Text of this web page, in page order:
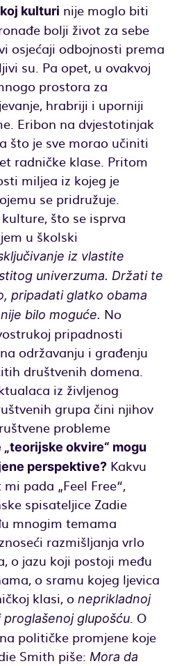
kulturi nije moglo biti
bolji život za sebe
osjećaji odbojnosti prema
su. Pa opet, u ovakvoj
prostora za
hrabriji i uporniji
Eribon na dvjestotinjak
što je sve morao učiniti
radničke klase. Pritom
miljea iz kojeg je
se pridružuje.
što se isprva
u školski
iz vlastite
univerzuma. Držati te
pripadati glatko obama
bilo moguće. No
pripadnosti
održavanju i građenju
društvenih domena.
iz življenog
grupa čini njihov
probleme
„teorijske okvire“ mogu
perspektive?Kakvu
pada „Feel Free“,
spisateljice Zadie
mnogim temama
razmišljanja vrlo
o jazu koji postoji među
o sramu kojeg ljevica
klasi, o neprikladnoj
glupošću. O
političke promjene koje
Smith piše: Mora da